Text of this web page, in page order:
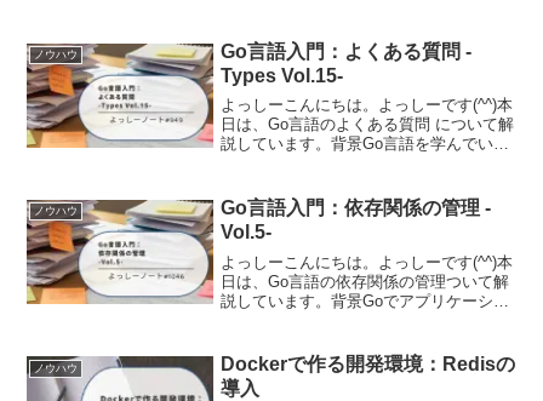
ノウハウ
Go言語入門：よくある質問 -
Types Vol.15-
よっしーこんにちは。よっしーです(^^)本
日は、Go言語のよくある質問 について解
説しています。背景Go言語を学んでいる
といった疑問が湧いてきませんか。Go言
語の公式サ...
ノウハウ
Go言語入門：依存関係の管理 -
Vol.5-
よっしーこんにちは。よっしーです(^^)本
日は、Go言語の依存関係の管理ついて解
説しています。背景Goでアプリケーショ
ります。HTTPルーターやデータベースド
ライバ、ロ...
ノウハウ
Dockerで作る開発環境：Redisの
導入